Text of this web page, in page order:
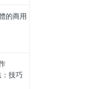
的商用
技巧